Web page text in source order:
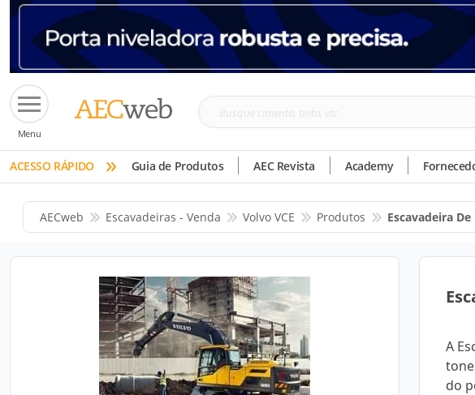
Menu
Busque
tinta,
etc
ACESSO RÁPIDO » Guia de Produtos AEC Revista Academy
AECweb Escavadeiras - Venda Volvo VCE Produtos Escavadeira De
A
do